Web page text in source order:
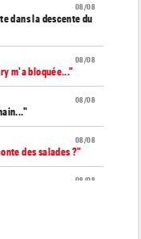
08/08
dans la descente du
08/08
m'a bloquée..."
08/08
08/08
des salades ?"
08/08
pas fini"